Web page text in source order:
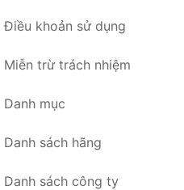
Điều khoản sử dụng
Miễn trừ trách nhiệm
Danh mục
Danh sách hãng
Danh sách công ty